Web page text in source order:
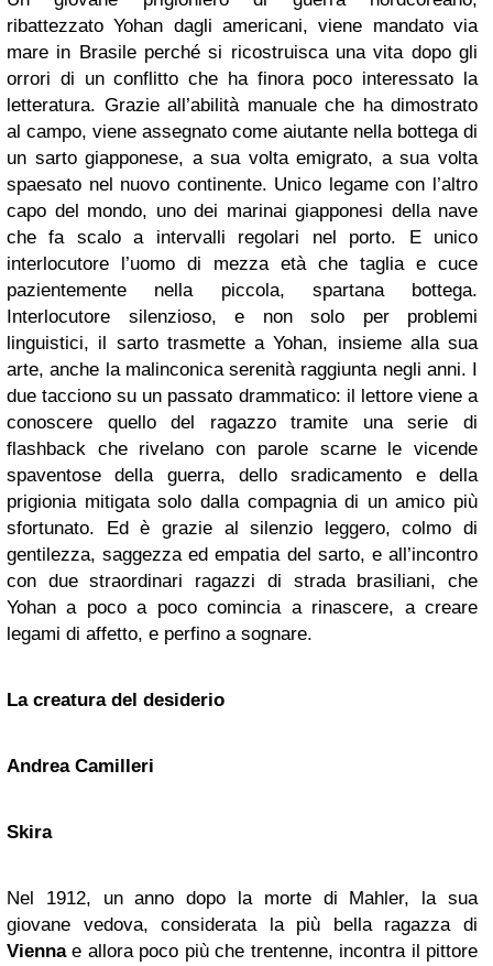
ribattezzato Yohan dagli americani, viene mandato via
mare in Brasile perché si ricostruisca una vita dopo gli
orrori di un conflitto che ha finora poco interessato la
letteratura. Grazie all’abilità manuale che ha dimostrato
al campo, viene assegnato come aiutante nella bottega di
un sarto giapponese, a sua volta emigrato, a sua volta
spaesato nel nuovo continente. Unico legame con l’altro
capo del mondo, uno dei marinai giapponesi della nave
che fa scalo a intervalli regolari nel porto. E unico
interlocutore l’uomo di mezza età che taglia e cuce
pazientemente nella piccola, spartana bottega.
Interlocutore silenzioso, e non solo per problemi
linguistici, il sarto trasmette a Yohan, insieme alla sua
arte, anche la malinconica serenità raggiunta negli anni. I
due tacciono su un passato drammatico: il lettore viene a
conoscere quello del ragazzo tramite una serie di
flashback che rivelano con parole scarne le vicende
spaventose della guerra, dello sradicamento e della
prigionia mitigata solo dalla compagnia di un amico più
sfortunato. Ed è grazie al silenzio leggero, colmo di
gentilezza, saggezza ed empatia del sarto, e all’incontro
con due straordinari ragazzi di strada brasiliani, che
Yohan a poco a poco comincia a rinascere, a creare
legami di affetto, e perfino a sognare.
La creatura del desiderio
Andrea Camilleri
Skira
Nel 1912, un anno dopo la morte di Mahler, la sua
giovane vedova, considerata la più bella ragazza di
Viennae allora poco più che trentenne, incontra il pittore